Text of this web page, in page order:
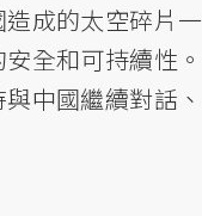
成的太空碎片一
全和可持續性。
中國繼續對話、